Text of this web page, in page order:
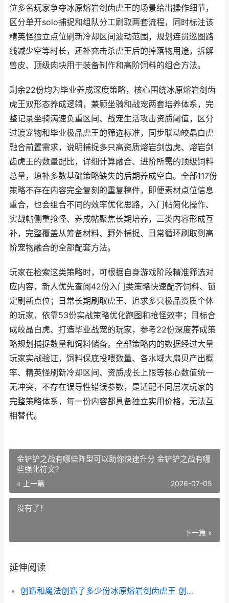
位多名玩家争夺冰原熔岩剑齿虎王的场景给出操作细节，
区分单开solo捕捉和组队分工刷取两套流程，同时标注该
精英怪独立点位刷新冷却区间波动范围，规划连贯巡图路
线减少空等时长，还补充击杀虎王后的掉落物用途，拆解
兽皮、顶级肉块用于装备制作和高阶饲料的组合方法。
剩余22份均为毕业养成深度策略，核心围绕冰原熔岩剑齿
虎王双形态养成逻辑，兼顾坐骑和战宠两套培养体系，完
整记录坐骑满速负重区间、战宠生活攻击资质阈值，区分
过渡宠物和毕业极品虎王的筛选标准，同步联动皎晶白虎
融合前置需求，说明捕捉多只高资质熔岩剑齿虎、熔岩剑
齿虎王的数量配比，详细计算融合、进阶所需的顶级饲料
总量，填补多数基础策略缺失的后期养成空白。全部117份
策略不存在内容完全复刻的重复稿件，即便素材点位信息
重合，也会组合不同的效率优化思路，入门帖简化操作、
实战帖侧重抢怪、养成帖聚焦长期培养，三类内容形成互
补，完整覆盖从筹备材料、野外捕捉、日常循环刷取到高
阶宠物融合的全部配套方法。
玩家在检索这类策略时，可根据自身游戏阶段精准筛选对
应内容，新人优先查阅42份入门类策略快速配齐饲料、锁
定刷新点位；日常长期刷取虎王、追求多只极品资质个体
的玩家，依靠53份实战策略优化跑图和抢怪效率；目标合
成皎晶白虎、打造毕业战宠的玩家，参考22份深度养成策
略规划捕捉数量和饲料储备。全部策略内的数据经过大量
玩家实战验证，饲料保底投喂数量、各水域大扇贝产出概
率、精英怪刷新冷却区间、资质成长上限等核心数值统一
无冲突，不存在误导性错误参数，是适配不同层次玩家的
完整策略体系，每一份内容都具备独立实用价格，无法互
相替代。
金铲铲之战有哪些阵型可以助你快速升分 金铲铲之战有哪
些强化符文?
« 上一篇 2026-07-05
没有了！
下一篇 »
延伸阅读
创造和魔法创造了多少份冰原熔岩剑齿虎王 创造与魔法魔法怎么玩?